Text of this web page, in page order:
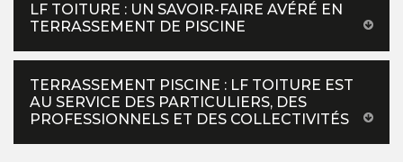
LF TOITURE : UN SAVOIR-FAIRE AVÉRÉ EN
TERRASSEMENT DE PISCINE
TERRASSEMENT PISCINE : LF TOITURE EST
AU SERVICE DES PARTICULIERS, DES
PROFESSIONNELS ET DES COLLECTIVITÉS